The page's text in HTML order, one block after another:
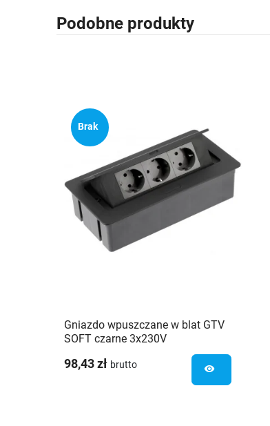
Podobne produkty
Brak
Gniazdo wpuszczane w blat GTV
SOFT czarne 3x230V
98,43 zł brutto visibility